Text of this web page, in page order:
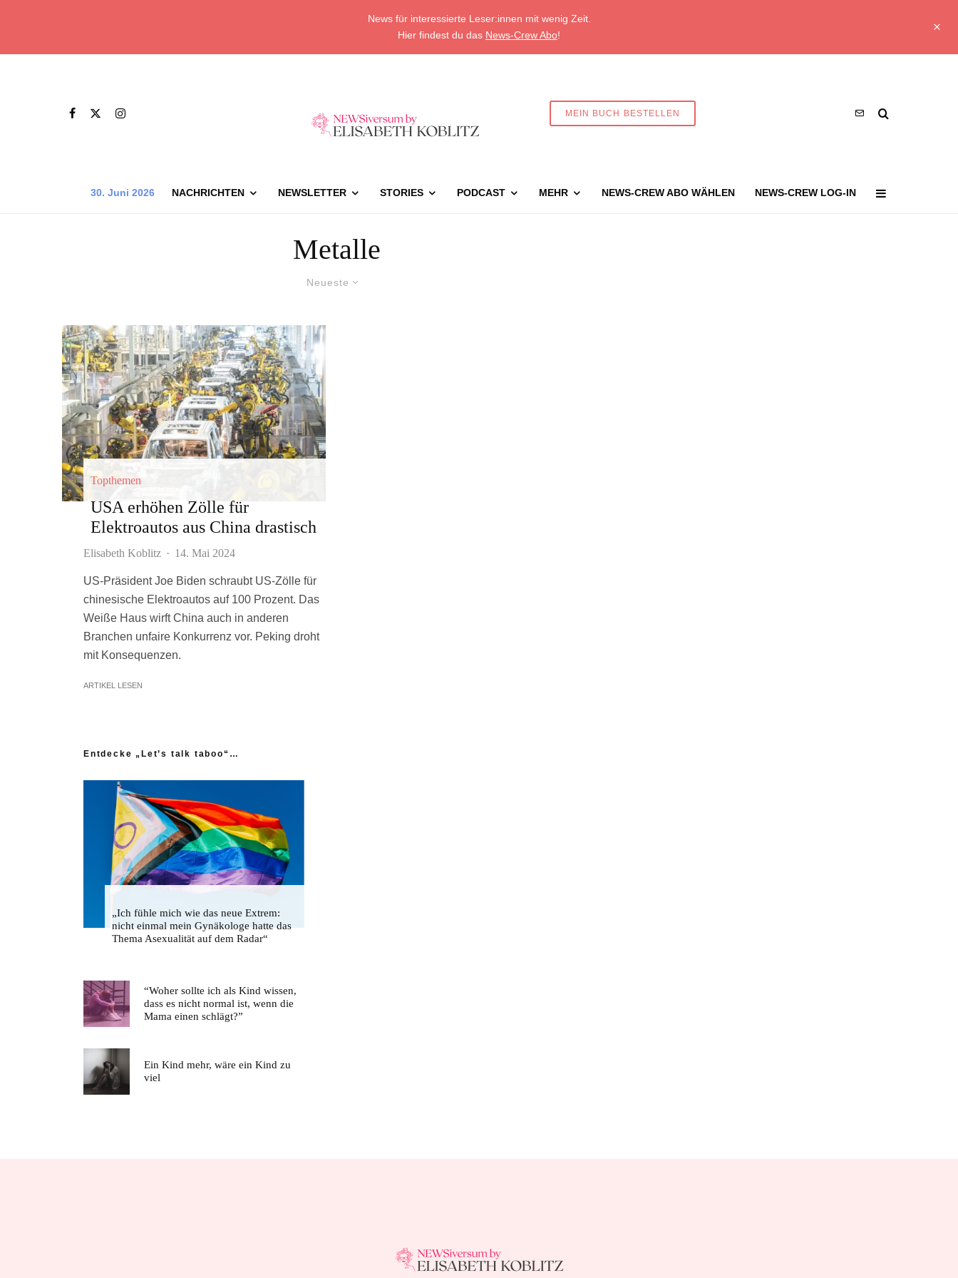
News für interessierte Leser:innen mit wenig Zeit.
Hier findest du das News-Crew Abo!
MEIN BUCH BESTELLEN
30. Juni 2026 NACHRICHTEN NEWSLETTER STORIES PODCAST MEHR NEWS-CREW ABO WÄHLEN NEWS-CREW LOG-IN
Metalle
Neueste
Topthemen
USA erhöhen Zölle für
Elektroautos aus China drastisch
Elisabeth Koblitz · 14. Mai 2024
US-Präsident Joe Biden schraubt US-Zölle für
chinesische Elektroautos auf 100 Prozent. Das
Weiße Haus wirft China auch in anderen
Branchen unfaire Konkurrenz vor. Peking droht
mit Konsequenzen.
ARTIKEL LESEN
Entdecke „Let’s talk taboo“…
„Ich fühle mich wie das neue Extrem:
nicht einmal mein Gynäkologe hatte das
Thema Asexualität auf dem Radar“
“Woher sollte ich als Kind wissen,
dass es nicht normal ist, wenn die
Mama einen schlägt?”
Ein Kind mehr, wäre ein Kind zu
viel